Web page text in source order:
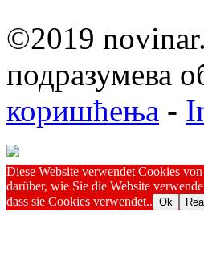
©2019
подразумева
коришћења -
Diese Website verwendet Cookies
darüber, wie Sie die Website
dass sie Cookies verwendet.. Ok